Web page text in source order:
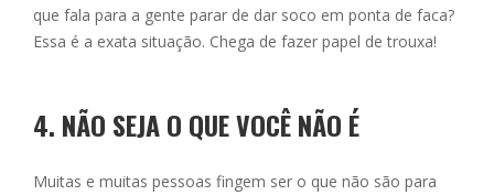
que fala para a gente parar de dar soco em ponta de faca?
Essa é a exata situação. Chega de fazer papel de trouxa!
4. NÃO SEJA O QUE VOCÊ NÃO É
Muitas e muitas pessoas fingem ser o que não são para